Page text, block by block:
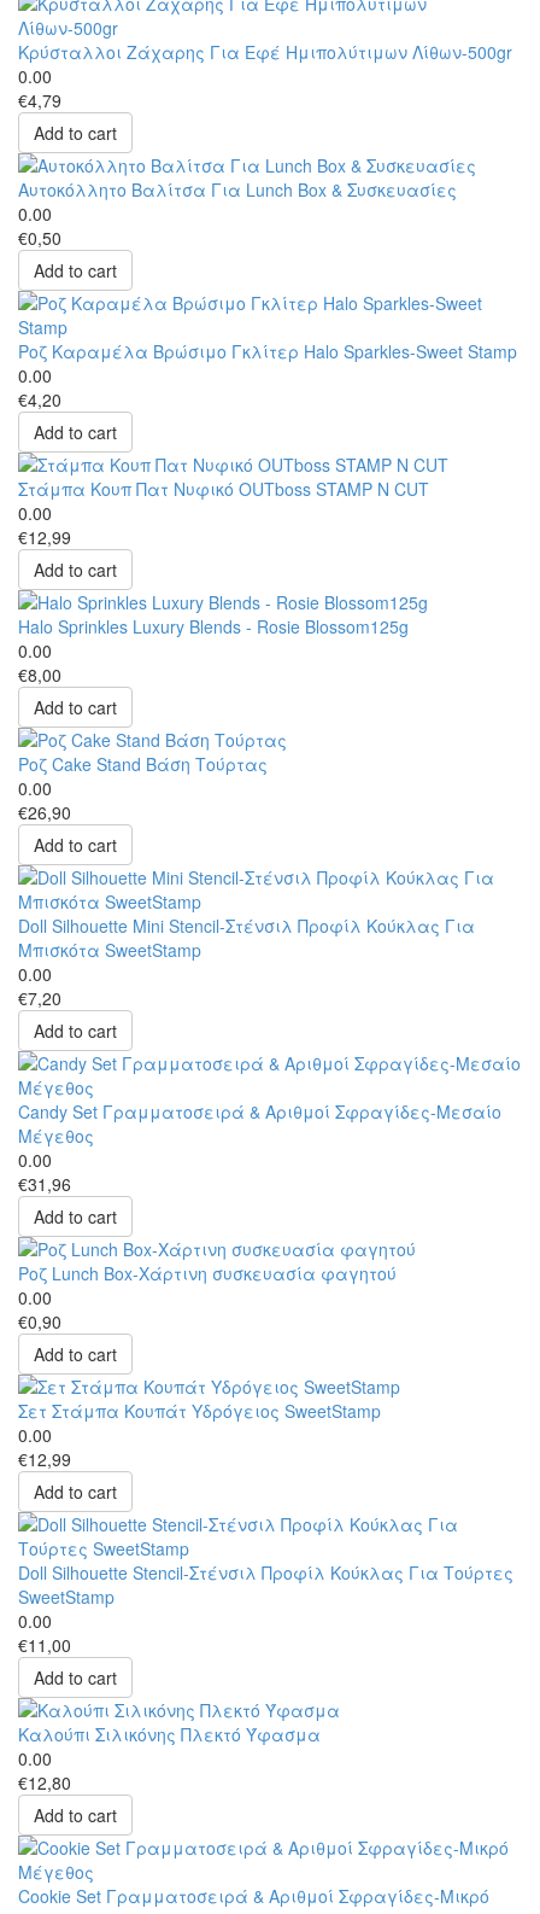
Κρύσταλλοι Ζάχαρης Για Εφέ Ημιπολύτιμων Λίθων-500gr
0.00
€4,79
Add to cart
Αυτοκόλλητο Βαλίτσα Για Lunch Box & Συσκευασίες
0.00
€0,50
Add to cart
Ροζ Καραμέλα Βρώσιμο Γκλίτερ Halo Sparkles-Sweet Stamp
0.00
€4,20
Add to cart
Στάμπα Κουπ Πατ Νυφικό OUTboss STAMP N CUT
0.00
€12,99
Add to cart
Halo Sprinkles Luxury Blends - Rosie Blossom125g
0.00
€8,00
Add to cart
Ροζ Cake Stand Βάση Τούρτας
0.00
€26,90
Add to cart
Doll Silhouette Mini Stencil-Στένσιλ Προφίλ Κούκλας Για
Μπισκότα SweetStamp
0.00
€7,20
Add to cart
Candy Set Γραμματοσειρά & Αριθμοί Σφραγίδες-Μεσαίο
Μέγεθος
0.00
€31,96
Add to cart
Ροζ Lunch Box-Χάρτινη συσκευασία φαγητού
0.00
€0,90
Add to cart
Σετ Στάμπα Κουπάτ Υδρόγειος SweetStamp
0.00
€12,99
Add to cart
Doll Silhouette Stencil-Στένσιλ Προφίλ Κούκλας Για Τούρτες
SweetStamp
0.00
€11,00
Add to cart
Καλούπι Σιλικόνης Πλεκτό Ύφασμα
0.00
€12,80
Add to cart
Cookie Set Γραμματοσειρά & Αριθμοί Σφραγίδες-Μικρό